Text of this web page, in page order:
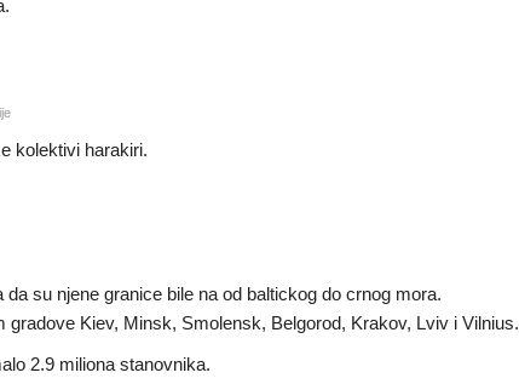
kolektivi harakiri.
su njene granice bile na od baltickog do crnog mora.
Kiev, Minsk, Smolensk, Belgorod, Krakov, Lviv i Vilnius.
2.9 miliona stanovnika.